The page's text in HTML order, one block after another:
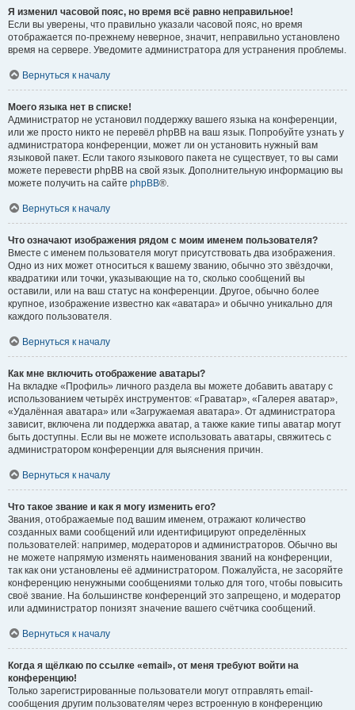
Я изменил часовой пояс, но время всё равно неправильное!
Если вы уверены, что правильно указали часовой пояс, но время
отображается по-прежнему неверное, значит, неправильно установлено
время на сервере. Уведомите администратора для устранения проблемы.
Вернуться к началу
Моего языка нет в списке!
Администратор не установил поддержку вашего языка на конференции,
или же просто никто не перевёл phpBB на ваш язык. Попробуйте узнать у
администратора конференции, может ли он установить нужный вам
языковой пакет. Если такого языкового пакета не существует, то вы сами
можете перевести phpBB на свой язык. Дополнительную информацию вы
можете получить на сайте phpBB®.
Вернуться к началу
Что означают изображения рядом с моим именем пользователя?
Вместе с именем пользователя могут присутствовать два изображения.
Одно из них может относиться к вашему званию, обычно это звёздочки,
квадратики или точки, указывающие на то, сколько сообщений вы
оставили, или на ваш статус на конференции. Другое, обычно более
крупное, изображение известно как «аватара» и обычно уникально для
каждого пользователя.
Вернуться к началу
Как мне включить отображение аватары?
На вкладке «Профиль» личного раздела вы можете добавить аватару с
использованием четырёх инструментов: «Граватар», «Галерея аватар»,
«Удалённая аватара» или «Загружаемая аватара». От администратора
зависит, включена ли поддержка аватар, а также какие типы аватар могут
быть доступны. Если вы не можете использовать аватары, свяжитесь с
администратором конференции для выяснения причин.
Вернуться к началу
Что такое звание и как я могу изменить его?
Звания, отображаемые под вашим именем, отражают количество
созданных вами сообщений или идентифицируют определённых
пользователей: например, модераторов и администраторов. Обычно вы
не можете напрямую изменять наименования званий на конференции,
так как они установлены её администратором. Пожалуйста, не засоряйте
конференцию ненужными сообщениями только для того, чтобы повысить
своё звание. На большинстве конференций это запрещено, и модератор
или администратор понизят значение вашего счётчика сообщений.
Вернуться к началу
Когда я щёлкаю по ссылке «email», от меня требуют войти на
конференцию!
Только зарегистрированные пользователи могут отправлять email-
сообщения другим пользователям через встроенную в конференцию